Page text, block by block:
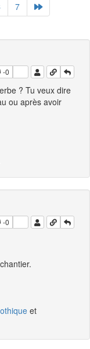
7
-0
? Tu veux dire
ou après avoir
-0
et